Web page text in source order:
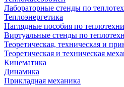
Лабораторные стенды по
Теплоэнергетика
Наглядные пособия по
Виртуальные стенды по
Теоретическая, техническая и
Теоретическая и техническая
Кинематика
Динамика
Прикладная механика